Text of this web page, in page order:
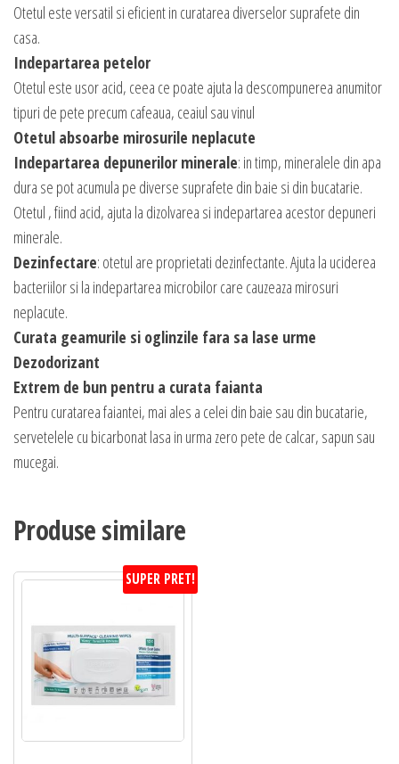
Otetul este versatil si eficient in curatarea diverselor suprafete din
casa.
Indepartarea petelor
Otetul este usor acid, ceea ce poate ajuta la descompunerea anumitor
tipuri de pete precum cafeaua, ceaiul sau vinul
Otetul absoarbe mirosurile neplacute
Indepartarea depunerilor minerale: in timp, mineralele din apa
dura se pot acumula pe diverse suprafete din baie si din bucatarie.
Otetul , fiind acid, ajuta la dizolvarea si indepartarea acestor depuneri
minerale.
Dezinfectare: otetul are proprietati dezinfectante. Ajuta la uciderea
bacteriilor si la indepartarea microbilor care cauzeaza mirosuri
neplacute.
Curata geamurile si oglinzile fara sa lase urme
Dezodorizant
Extrem de bun pentru a curata faianta
Pentru curatarea faiantei, mai ales a celei din baie sau din bucatarie,
servetelele cu bicarbonat lasa in urma zero pete de calcar, sapun sau
mucegai.
Produse similare
SUPER PRET!